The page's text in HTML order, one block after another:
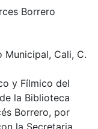
Borrero
Municipal, Cali, C.
y Fílmico del
la Biblioteca
Borrero, por
la Secretaria